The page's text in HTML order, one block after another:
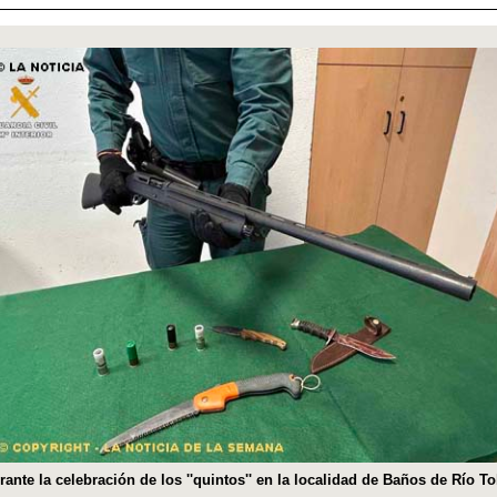
la celebración de los ''quintos'' en la localidad de Baños de Río